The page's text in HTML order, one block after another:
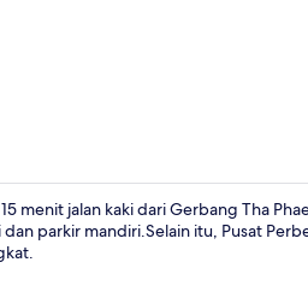
menit jalan kaki dari Gerbang Tha
parkir mandiri.Selain itu, Pusat